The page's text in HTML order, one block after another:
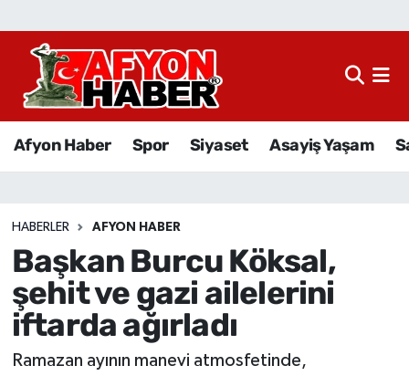
Afyon Haber Spor Siyaset Asayiş Yaşam
HABERLER AFYON HABER
Başkan Burcu Köksal,
şehit ve gazi ailelerini
iftarda ağırladı
Ramazan ayının manevi atmosfetinde,
Afyon Haber
Sağlık
Eğitim